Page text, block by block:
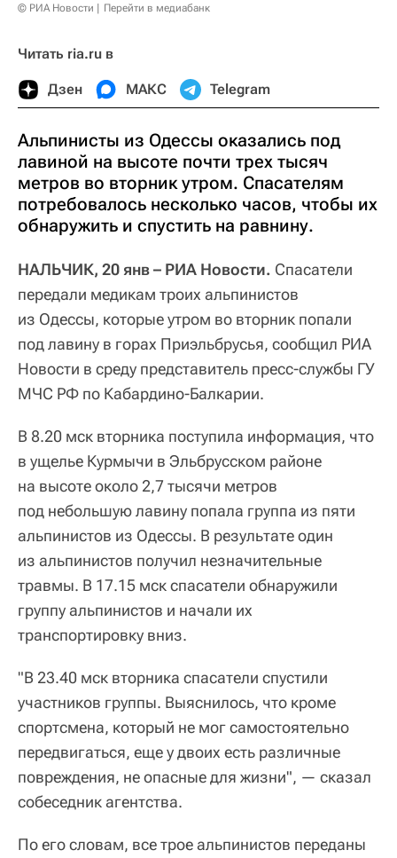
© РИА Новости Перейти в медиабанк
Читать ria.ru в
Дзен МАКС Telegram
Альпинисты из Одессы оказались под
лавиной на высоте почти трех тысяч
метров во вторник утром. Спасателям
потребовалось несколько часов, чтобы их
обнаружить и спустить на равнину.
НАЛЬЧИК, 20 янв – РИА Новости. Спасатели
передали медикам троих альпинистов
из Одессы, которые утром во вторник попали
под лавину в горах Приэльбрусья, сообщил РИА
Новости в среду представитель пресс-службы ГУ
МЧС РФ по Кабардино-Балкарии.
В 8.20 мск вторника поступила информация, что
в ущелье Курмычи в Эльбрусском районе
на высоте около 2,7 тысячи метров
под небольшую лавину попала группа из пяти
альпинистов из Одессы. В результате один
из альпинистов получил незначительные
травмы. В 17.15 мск спасатели обнаружили
группу альпинистов и начали их
транспортировку вниз.
"В 23.40 мск вторника спасатели спустили
участников группы. Выяснилось, что кроме
спортсмена, который не мог самостоятельно
передвигаться, еще у двоих есть различные
повреждения, не опасные для жизни", — сказал
собеседник агентства.
По его словам, все трое альпинистов переданы